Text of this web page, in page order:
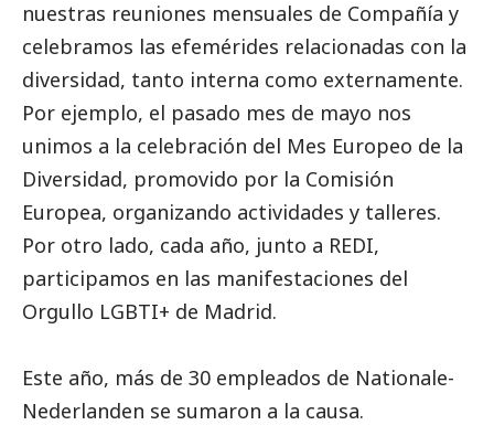
nuestras reuniones mensuales de Compañía y
celebramos las efemérides relacionadas con la
diversidad, tanto interna como externamente.
Por ejemplo, el pasado mes de mayo nos
unimos a la celebración del Mes Europeo de la
Diversidad, promovido por la Comisión
Europea, organizando actividades y talleres.
Por otro lado, cada año, junto a REDI,
participamos en las manifestaciones del
Orgullo LGBTI+ de Madrid.
Este año, más de 30 empleados de Nationale-
Nederlanden se sumaron a la causa.